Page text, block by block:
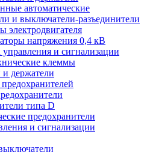
автоматические
и выключатели-разъединители
электродвигателя
напряжения 0,4 кВ
управления и сигнализации
клеммы
и держатели
типа D
предохранители
и сигнализации